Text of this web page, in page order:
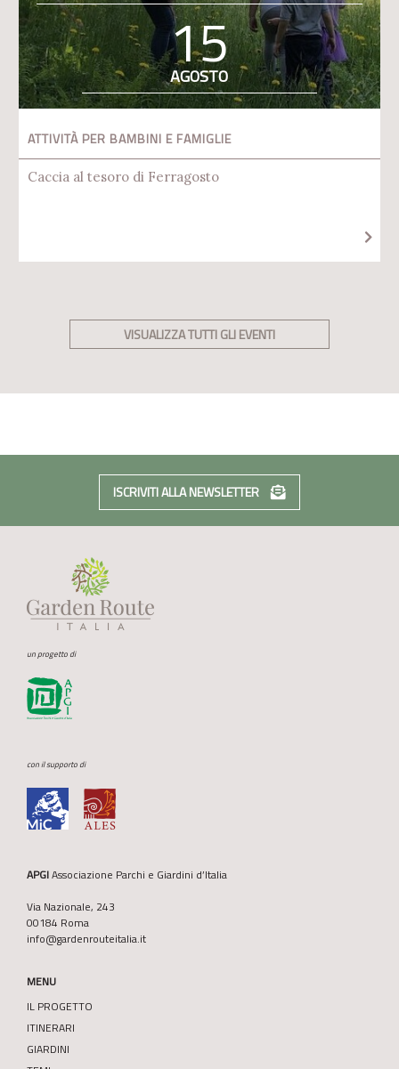
15
AGOSTO
ATTIVITÀ PER BAMBINI E FAMIGLIE
Caccia al tesoro di Ferragosto
VISUALIZZA TUTTI GLI EVENTI
ISCRIVITI ALLA NEWSLETTER
un progetto di
con il supporto di
APGIAssociazione Parchi e Giardini d’Italia
Via Nazionale, 243
00184 Roma
info@gardenrouteitalia.it
MENU
IL PROGETTO
ITINERARI
GIARDINI